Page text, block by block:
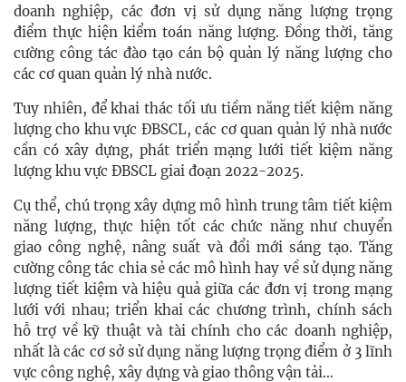
doanh nghiệp, các đơn vị sử dụng năng lượng trọng
điểm thực hiện kiểm toán năng lượng. Đồng thời, tăng
cường công tác đào tạo cán bộ quản lý năng lượng cho
các cơ quan quản lý nhà nước.
Tuy nhiên, để khai thác tối ưu tiềm năng tiết kiệm năng
lượng cho khu vực ÐBSCL, các cơ quan quản lý nhà nước
cần có xây dựng, phát triển mạng lưới tiết kiệm năng
lượng khu vực ÐBSCL giai đoạn 2022-2025.
Cụ thể, chú trọng xây dựng mô hình trung tâm tiết kiệm
năng lượng, thực hiện tốt các chức năng như chuyển
giao công nghệ, nâng suất và đổi mới sáng tạo. Tăng
cường công tác chia sẻ các mô hình hay về sử dụng năng
lượng tiết kiệm và hiệu quả giữa các đơn vị trong mạng
lưới với nhau; triển khai các chương trình, chính sách
hỗ trợ về kỹ thuật và tài chính cho các doanh nghiệp,
nhất là các cơ sở sử dụng năng lượng trọng điểm ở 3 lĩnh
vực công nghệ, xây dựng và giao thông vận tải…